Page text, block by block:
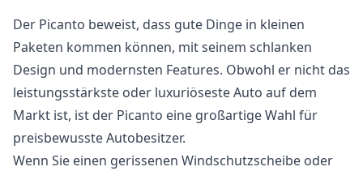
Der Picanto beweist, dass gute Dinge in kleinen
Paketen kommen können, mit seinem schlanken
Design und modernsten Features. Obwohl er nicht das
leistungsstärkste oder luxuriöseste Auto auf dem
Markt ist, ist der Picanto eine großartige Wahl für
preisbewusste Autobesitzer.
Wenn Sie einen gerissenen Windschutzscheibe oder